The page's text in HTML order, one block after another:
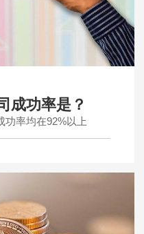
成功率是？
功率均在92%以上